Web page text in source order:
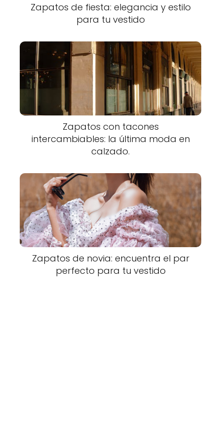
Zapatos de fiesta: elegancia y estilo
para tu vestido
Zapatos con tacones
intercambiables: la última moda en
calzado.
Zapatos de novia: encuentra el par
perfecto para tu vestido